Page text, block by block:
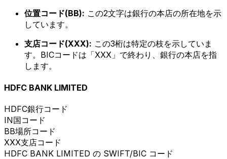
位置コード(BB): この2文字は銀行の本店の所在地を示
しています。
支店コード(XXX): この3桁は特定の枝を示していま
す。BICコードは「XXX」で終わり、銀行の本店を指
します。
HDFC BANK LIMITED
HDFC銀行コード
IN国コード
BB場所コード
XXX支店コード
HDFC BANK LIMITED の SWIFT/BIC コード